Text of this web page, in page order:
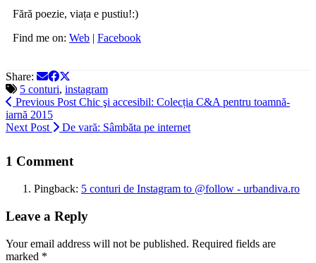
Fără poezie, viața e pustiu!:)
Find me on: Web | Facebook
Share:
5 conturi, instagram
Previous Post Chic şi accesibil: Colecția C&A pentru toamnă-
iarnă 2015
Next Post
De vară: Sâmbăta pe internet
1 Comment
Pingback: 5 conturi de Instagram to @follow - urbandiva.ro
Leave a Reply
Your email address will not be published. Required fields are
marked *